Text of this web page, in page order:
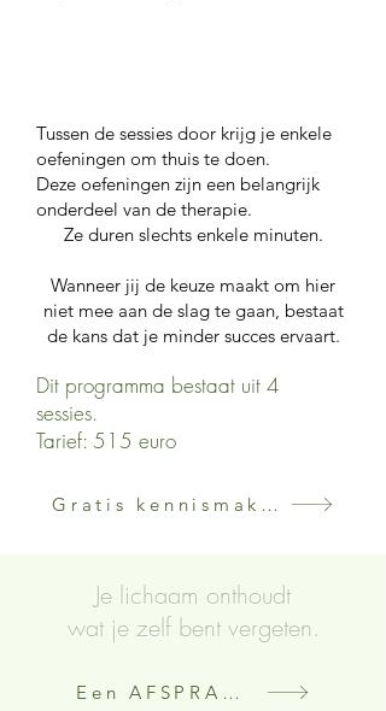
Tussen de sessies door krijg je enkele
oefeningen om thuis te doen.
Deze oefeningen zijn een belangrijk
onderdeel van de therapie.
Ze duren slechts enkele minuten.
Wanneer jij de keuze maakt om hier
niet mee aan de slag te gaan, bestaat
de kans dat je minder succes ervaart.
Dit programma bestaat uit 4
sessies.
Tarief: 515 euro
Gratis kennismakingsgesprek
Je lichaam onthoudt
wat je zelf bent vergeten.
Een AFSPRAAK maken